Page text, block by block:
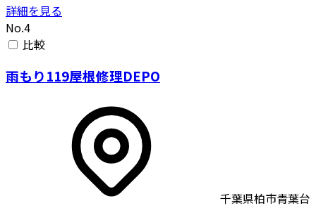
詳細を見る
No.4
比較
雨もり119屋根修理DEPO
千葉県柏市青葉台